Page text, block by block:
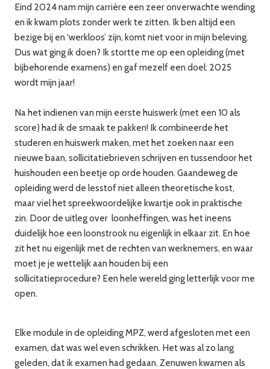
Eind 2024 nam mijn carrière een zeer onverwachte wending
en ik kwam plots zonder werk te zitten. Ik ben altijd een
bezige bij en ‘werkloos’ zijn, komt niet voor in mijn beleving.
Dus wat ging ik doen? Ik stortte me op een opleiding (met
bijbehorende examens) en gaf mezelf een doel: 2025
wordt mijn jaar!
Na het indienen van mijn eerste huiswerk (met een 10 als
score) had ik de smaak te pakken! Ik combineerde het
studeren en huiswerk maken, met het zoeken naar een
nieuwe baan, sollicitatiebrieven schrijven en tussendoor het
huishouden een beetje op orde houden. Gaandeweg de
opleiding werd de lesstof niet alleen theoretische kost,
maar viel het spreekwoordelijke kwartje ook in praktische
zin. Door de uitleg over loonheffingen, was het ineens
duidelijk hoe een loonstrook nu eigenlijk in elkaar zit. En hoe
zit het nu eigenlijk met de rechten van werknemers, en waar
moet je je wettelijk aan houden bij een
sollicitatieprocedure? Een hele wereld ging letterlijk voor me
open.
Elke module in de opleiding MPZ, werd afgesloten met een
examen, dat was wel even schrikken. Het was al zo lang
geleden, dat ik examen had gedaan. Zenuwen kwamen als